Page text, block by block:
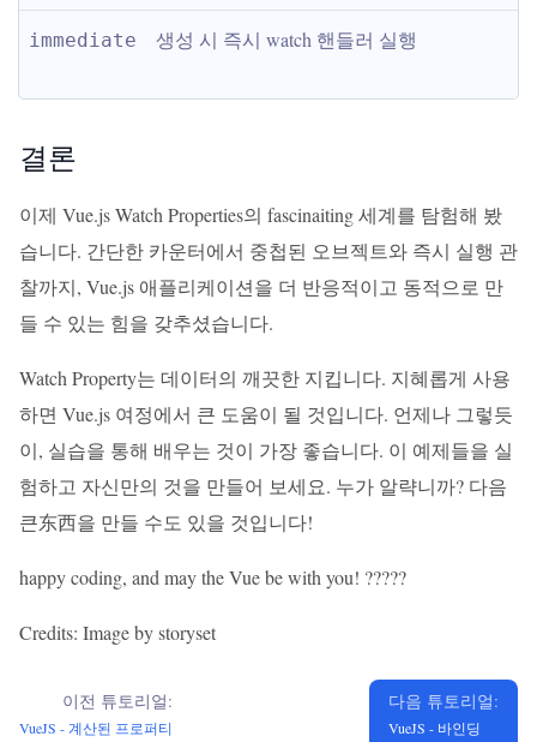
immediate 생성 시 즉시 watch 핸들러 실행
결론
이제 Vue.js Watch Properties의 fascinaiting 세계를 탐험해 봤
습니다. 간단한 카운터에서 중첩된 오브젝트와 즉시 실행 관
찰까지, Vue.js 애플리케이션을 더 반응적이고 동적으로 만
들 수 있는 힘을 갖추셨습니다.
Watch Property는 데이터의 깨끗한 지킵니다. 지혜롭게 사용
하면 Vue.js 여정에서 큰 도움이 될 것입니다. 언제나 그렇듯
이, 실습을 통해 배우는 것이 가장 좋습니다. 이 예제들을 실
험하고 자신만의 것을 만들어 보세요. 누가 알략니까? 다음
큰东西을 만들 수도 있을 것입니다!
happy coding, and may the Vue be with you! ??‍??‍?
Credits: Image by storyset
이전 튜토리얼:
VueJS - 계산된 프로퍼티
다음 튜토리얼:
VueJS - 바인딩